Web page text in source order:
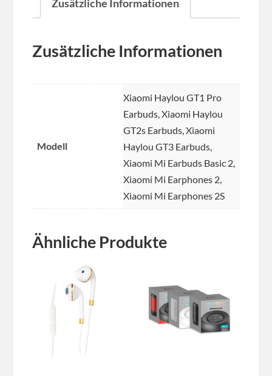
Zusätzliche Informationen
Zusätzliche Informationen
Modell
Xiaomi Haylou GT1 Pro
Earbuds, Xiaomi Haylou
GT2s Earbuds, Xiaomi
Haylou GT3 Earbuds,
Xiaomi Mi Earbuds Basic 2,
Xiaomi Mi Earphones 2,
Xiaomi Mi Earphones 2S
Ähnliche Produkte